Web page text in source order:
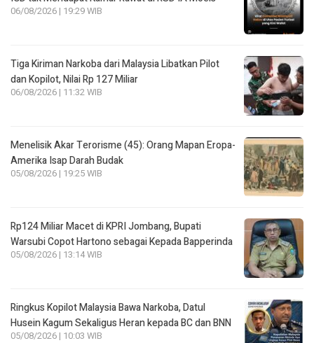
06/08/2026 | 19:29 WIB
Tiga Kiriman Narkoba dari Malaysia Libatkan Pilot
dan Kopilot, Nilai Rp 127 Miliar
06/08/2026 | 11:32 WIB
Menelisik Akar Terorisme (45): Orang Mapan Eropa-
Amerika Isap Darah Budak
05/08/2026 | 19:25 WIB
Rp124 Miliar Macet di KPRI Jombang, Bupati
Warsubi Copot Hartono sebagai Kepada Bapperinda
05/08/2026 | 13:14 WIB
Ringkus Kopilot Malaysia Bawa Narkoba, Datul
Husein Kagum Sekaligus Heran kepada BC dan BNN
05/08/2026 | 10:03 WIB